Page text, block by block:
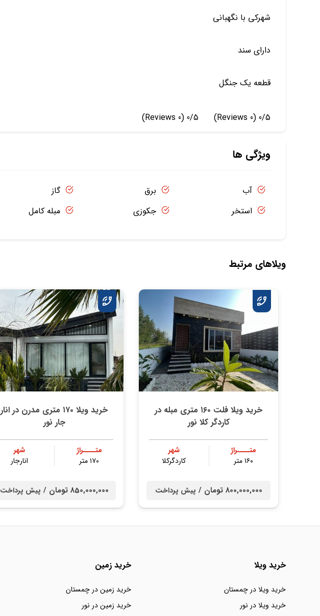
شهرکی با نگهبانی
دارای سند
قطعه یک جنگل
0/5
(0 Reviews)
0/5
(0 Reviews)
ویژگی ها
آب
استخر
برق
جکوزی
گاز
مبله کامل
ویلاهای مرتبط
خرید ویلا فلت ۱۶۰ متری مبله در
کاردگر کلا نور
متــــراژ
۱۶۰ متر
شهر
کاردگرکلا
800,000,000 تومان / پیش پرداخت
خرید ویلا ۱۷۰ متری مدرن در انار
جار نور
متــــراژ
۱۷۰ متر
شهر
انارجار
850,000,000 تومان / پیش پرداخت
خرید ویلا
خرید ویلا در چمستان
خرید ویلا در نور
خرید زمین
خرید زمین در چمستان
خرید زمین در نور